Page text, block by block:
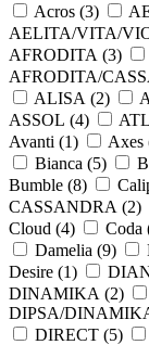
Acros (3)
AELITA/VITA/
AFRODITA (3)
AFRODITA/
ALISA (2)
ASSOL (4)
Avanti (1) Axes
Bianca (5)
Bumble (8)
CASSANDRA (2)
Cloud (4) Coda
Damelia (9)
Desire (1)
DINAMIKA (2)
DIPSA/
DIRECT (5)